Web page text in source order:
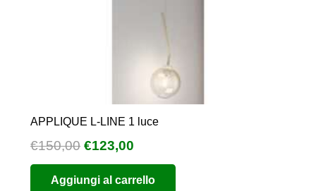
APPLIQUE L-LINE 1 luce
€150,00 Il
prezzo
originale
€123,00
prezzo
attuale
Aggiungi al carrello